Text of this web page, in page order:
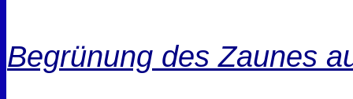
Begrünung des Zaunes